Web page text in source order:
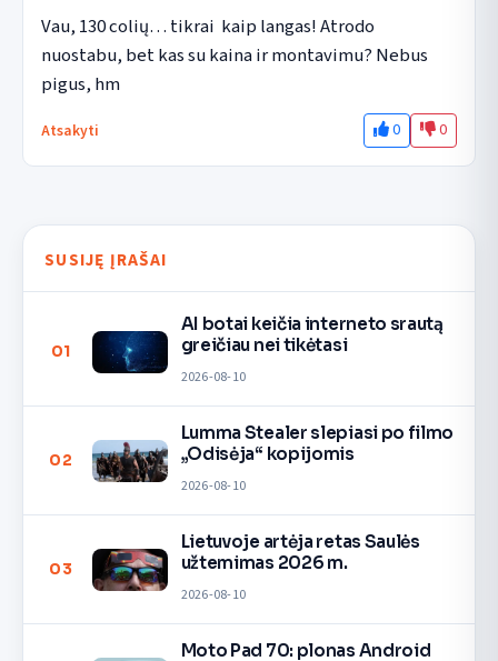
Vau, 130 colių… tikrai  kaip langas! Atrodo
nuostabu, bet kas su kaina ir montavimu? Nebus
pigus, hm
Atsakyti 0 0
SUSIJĘ ĮRAŠAI
01
AI botai keičia interneto srautą
greičiau nei tikėtasi
2026-08-10
02
Lumma Stealer slepiasi po filmo
„Odisėja“ kopijomis
2026-08-10
03
Lietuvoje artėja retas Saulės
užtemimas 2026 m.
2026-08-10
Moto Pad 70: plonas Android